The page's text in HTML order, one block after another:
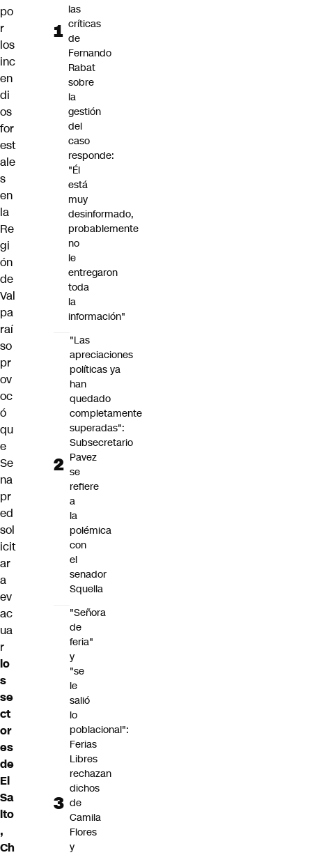
po
r
los
inc
en
di
os
for
est
ale
s
en
la
Re
gi
ón
de
Val
pa
raí
so
pr
ov
oc
ó
qu
e
Se
na
pr
ed
sol
icit
ar
a
ev
ac
ua
r
lo
s
se
ct
or
es
de
El
Sa
lto
,
Ch
las
críticas
de
Fernando
Rabat
sobre
la
gestión
del
caso
responde:
"Él
está
muy
desinformado,
probablemente
no
le
entregaron
toda
la
información"
"Las
apreciaciones
políticas ya
han
quedado
completamente
superadas":
Subsecretario
Pavez
se
refiere
a
la
polémica
con
el
senador
Squella
"Señora
de
feria"
y
"se
le
salió
lo
poblacional":
Ferias
Libres
rechazan
dichos
de
Camila
Flores
y